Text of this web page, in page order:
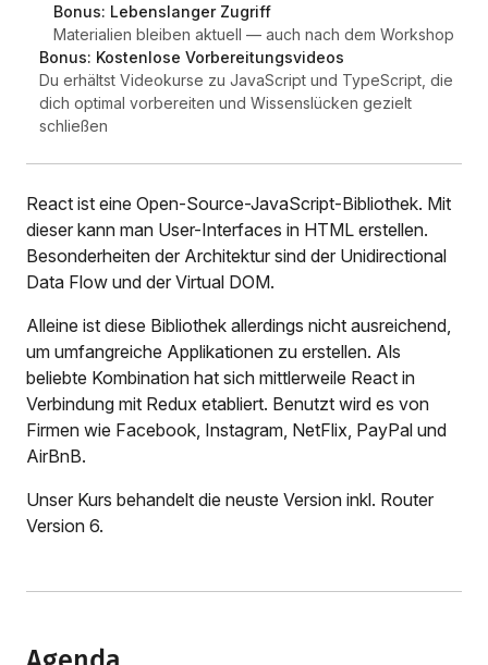
Bonus: Lebenslanger Zugriff
Materialien bleiben aktuell — auch nach dem Workshop
Bonus: Kostenlose Vorbereitungsvideos
Du erhältst Videokurse zu JavaScript und TypeScript, die
dich optimal vorbereiten und Wissenslücken gezielt
schließen
React ist eine Open-Source-JavaScript-Bibliothek. Mit
dieser kann man User-Interfaces in HTML erstellen.
Besonderheiten der Architektur sind der Unidirectional
Data Flow und der Virtual DOM.
Alleine ist diese Bibliothek allerdings nicht ausreichend,
um umfangreiche Applikationen zu erstellen. Als
beliebte Kombination hat sich mittlerweile React in
Verbindung mit Redux etabliert. Benutzt wird es von
Firmen wie Facebook, Instagram, NetFlix, PayPal und
AirBnB.
Unser Kurs behandelt die neuste Version inkl. Router
Version 6.